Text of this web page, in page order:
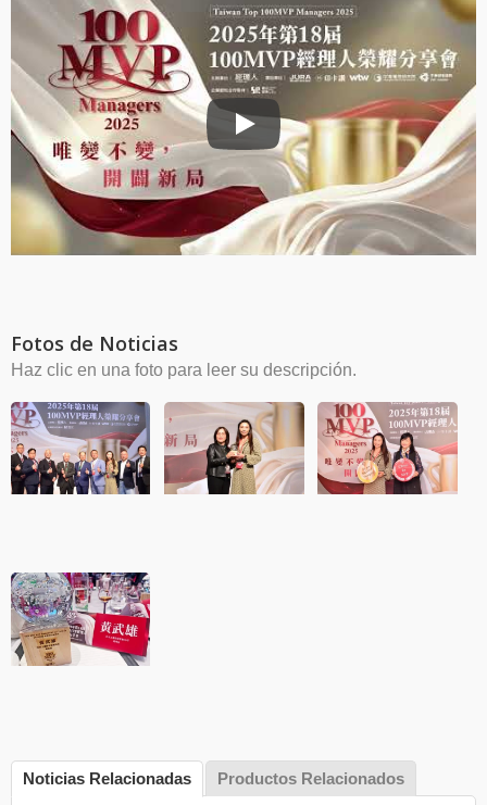
Presidente de CIC Honrado con el
Fotos de Noticias
Haz clic en una foto para leer su descripción.
Noticias Relacionadas Productos Relacionados